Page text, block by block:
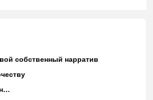
собственный нарратив